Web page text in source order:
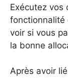
Exécutez vos
fonctionnalité
voir si vous
la bonne
Après avoir